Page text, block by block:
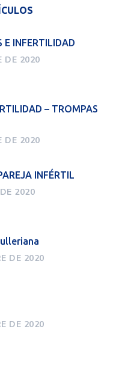
E INFERTILIDAD
DE 2020
– TROMPAS
DE 2020
INFÉRTIL
2020
DE 2020
DE 2020